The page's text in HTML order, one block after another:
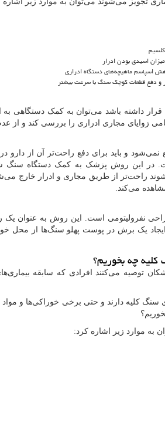
اسیدی بودن ادرار
اسپاسم ماهیچه‌های دستگاه ادراری
و دفع قطعات کوچک سنگ با سرعت بیشتر
داشته باشد می‌توان به کمک دستگاهی
زوایای مجاری ادراری را بررسی کند و
و باید برای دفع راحت‌تر آن از دارو
در این روش پزشک به کمک دستگاه سنگ
راحت‌تر از طریق مجاری و ادرار خارج
می‌کند.
نفرولیتومی است. این روش به عنوان
یک برش در پوست پهلو سنگ‌ها از محل
توصیه می‌کنند افرادی که سابقه
سنگ‌ کلیه دارند و حتی برخی خوراکی‌ها و
به موارد زیر اشاره کرد: